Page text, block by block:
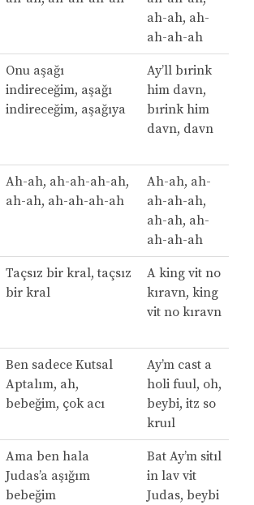
ah-ah, ah-
ah-ah-ah
Onu aşağı
indireceğim, aşağı
indireceğim, aşağıya
Ay’ll bırink
him davn,
bırink him
davn, davn
Ah-ah, ah-ah-ah-ah,
ah-ah, ah-ah-ah-ah
Ah-ah, ah-
ah-ah-ah,
ah-ah, ah-
ah-ah-ah
Taçsız bir kral, taçsız
bir kral
A king vit no
kıravn, king
vit no kıravn
Ben sadece Kutsal
Aptalım, ah,
bebeğim, çok acı
Ay’m cast a
holi fuul, oh,
beybi, itz so
kruıl
Ama ben hala
Judas’a aşığım
bebeğim
Bat Ay’m sitıl
in lav vit
Judas, beybi